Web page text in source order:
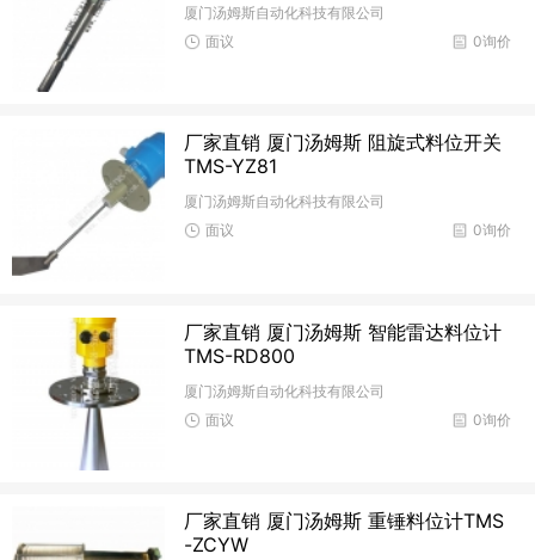
厦门汤姆斯自动化科技有限公司
0询价
面议
厂家直销 厦门汤姆斯 阻旋式料位开关
TMS-YZ81
厦门汤姆斯自动化科技有限公司
0询价
面议
厂家直销 厦门汤姆斯 智能雷达料位计
TMS-RD800
厦门汤姆斯自动化科技有限公司
0询价
面议
厂家直销 厦门汤姆斯 重锤料位计TMS
-ZCYW